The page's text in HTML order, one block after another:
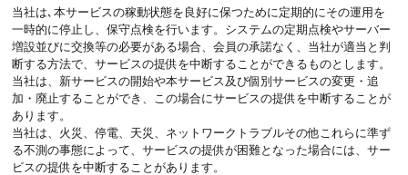
当社は､本サービスの稼動状態を良好に保つために定期的にその運用を
一時的に停止し、保守点検を行います。システムの定期点検やサーバー
増設並びに交換等の必要がある場合、会員の承諾なく、当社が適当と判
断する方法で、サービスの提供を中断することができるものとします。
当社は、新サービスの開始や本サービス及び個別サービスの変更・追
加・廃止することができ、この場合にサービスの提供を中断することが
あります。
当社は、火災、停電、天災、ネットワークトラブルその他これらに準ず
る不測の事態によって、サービスの提供が困難となった場合には、サー
ビスの提供を中断することがあります。